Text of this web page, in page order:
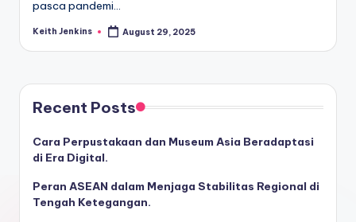
pasca pandemi…
Posted
Keith Jenkins August 29, 2025
Recent Posts
Cara Perpustakaan dan Museum Asia Beradaptasi
di Era Digital.
Peran ASEAN dalam Menjaga Stabilitas Regional di
Tengah Ketegangan.